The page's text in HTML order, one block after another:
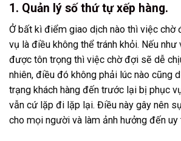
1. Quản lý số thứ tự xếp hàng.
Ở bất kì điểm giao dịch nào thì việc chờ
vụ là điều không thể tránh khỏi. Nếu như
được tôn trọng thì việc chờ đợi sẽ dễ
nhiên, điều đó không phải lúc nào cũng
trạng khách hàng đến trước lại bị phục
vẫn cứ lặp đi lặp lại. Điều này gây nên
cho mọi người và làm ảnh hưởng đến uy